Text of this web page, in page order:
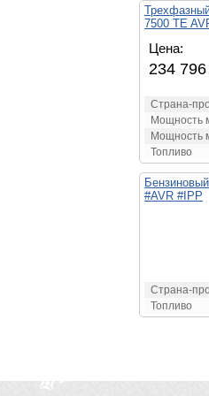
7500 TE
Цена:
234
Страна-
Мощность
Мощность
Топливо
#AVR #IPP
Страна-
Топливо